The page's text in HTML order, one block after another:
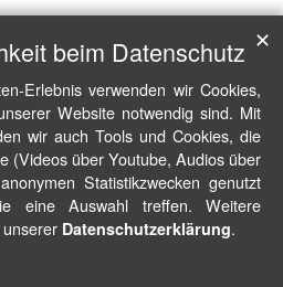
beim Datenschutz
Erlebnis verwenden wir Cookies,
Website notwendig sind. Mit
wir auch Tools und Cookies, die
(Videos über Youtube, Audios über
Statistikzwecken genutzt
eine Auswahl treffen. Weitere
Datenschutzerklärung.
✕